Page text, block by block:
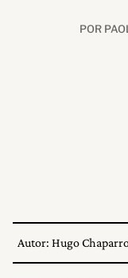
POR
Autor: Hugo